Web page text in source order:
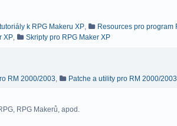
k RPG Makeru XP, Resources pro program
XP, Skripty pro RPG Maker XP
RM 2000/2003, Patche a utility pro RM 2000/2003
RPG Makerů, apod.